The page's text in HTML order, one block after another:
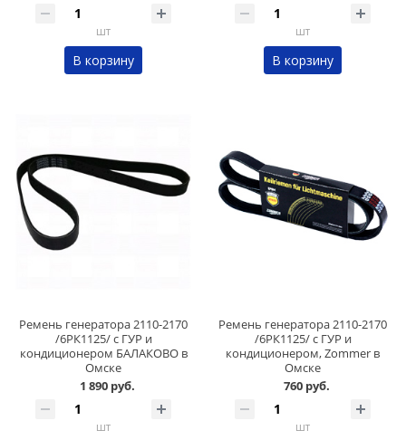
шт
В корзину
шт
В корзину
Ремень генератора 2110-2170
/6РК1125/ с ГУР и
кондиционером БАЛАКОВО в
Омске
1 890 руб.
шт
Ремень генератора 2110-2170
/6РК1125/ с ГУР и
кондиционером, Zommer в
Омске
760 руб.
шт